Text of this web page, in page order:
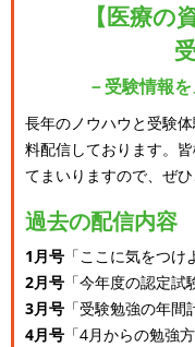
【医療の
－受験情報
長年のノウハウと受験
料配信しております。
てまいりますので、ぜ
過去の配信内容
1月号 「ここに気をつけ
2月号 「今年度の認定試
3月号 「受験勉強の年間
4月号 「4月からの勉強方